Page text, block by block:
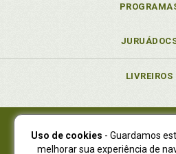
LIVREIROS
Juruá Editora Ltda., CNPJ
Uso de cookies - Guardamos
melhorar sua experiência de